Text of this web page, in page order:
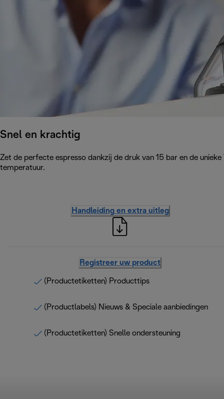
Snel en krachtig
Zet de perfecte espresso dankzij de druk van 15 bar en de
temperatuur.
Handleiding en extra uitleg
Registreer uw product
(Productetiketten) Producttips
(Productlabels) Nieuws & Speciale aanbiedingen
(Productetiketten) Snelle ondersteuning